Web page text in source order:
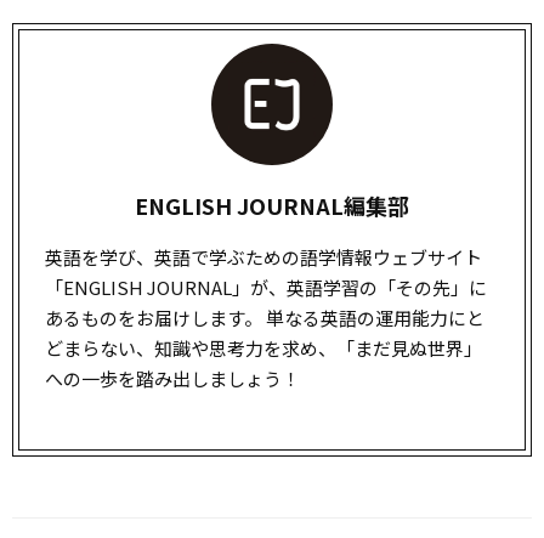
ENGLISH JOURNAL編集部
英語を学び、英語で学ぶための語学情報ウェブサイト
「ENGLISH JOURNAL」が、英語学習の「その先」に
あるものをお届けします。 単なる英語の運用能力にと
どまらない、知識や思考力を求め、「まだ見ぬ世界」
への一歩を踏み出しましょう！